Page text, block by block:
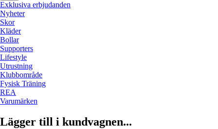
Exklusiva erbjudanden
Nyheter
Skor
Kläder
Bollar
Supporters
Lifestyle
Utrustning
Klubbområde
Fysisk Träning
REA
Varumärken
Lägger till i kundvagnen...